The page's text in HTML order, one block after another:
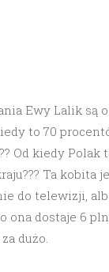
Ewy Lalik są
to 70
Od kiedy Polak
Ta kobita
do telewizji,
ona dostaje 6
dużo.